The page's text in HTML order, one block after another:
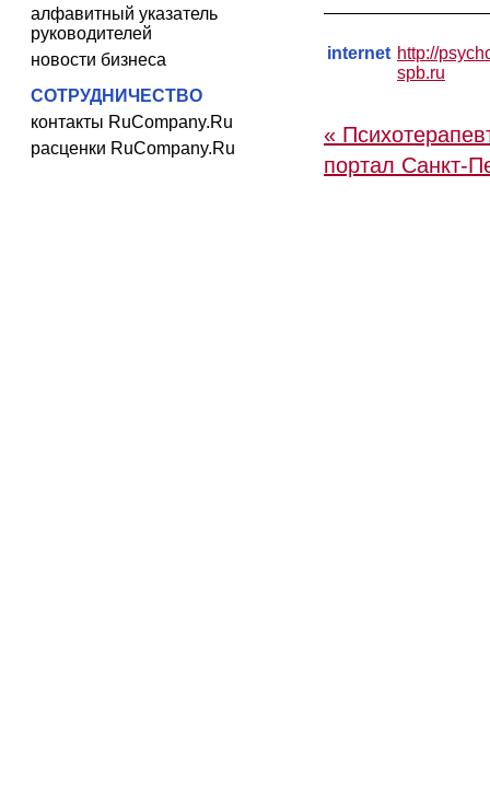
алфавитный указатель
руководителей
новости бизнеса
СОТРУДНИЧЕСТВО
контакты RuCompany.Ru
расценки RuCompany.Ru
internet http://
spb.ru
«
портал Санкт-